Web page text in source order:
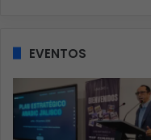
EVENTOS